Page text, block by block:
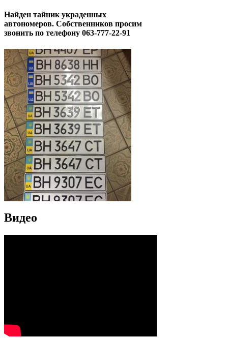
Найден тайник украденных
автономеров. Собственников просим
звонить по телефону 063-777-22-91
Видео